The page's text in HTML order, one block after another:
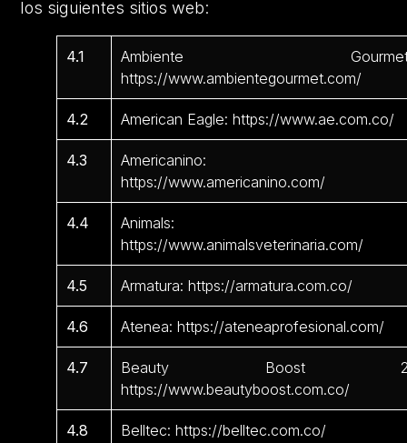
los siguientes sitios web:
4.1
Ambiente
https://www.ambientegourmet.com/
4.2 American Eagle: https://www.ae.com.co/
4.3
Americanino:
https://www.americanino.com/
4.4
Animals:
https://www.animalsveterinaria.com/
4.5 Armatura: https://armatura.com.co/
4.6 Atenea: https://ateneaprofesional.com/
4.7
Beauty Boost
https://www.beautyboost.com.co/
4.8 Belltec: https://belltec.com.co/